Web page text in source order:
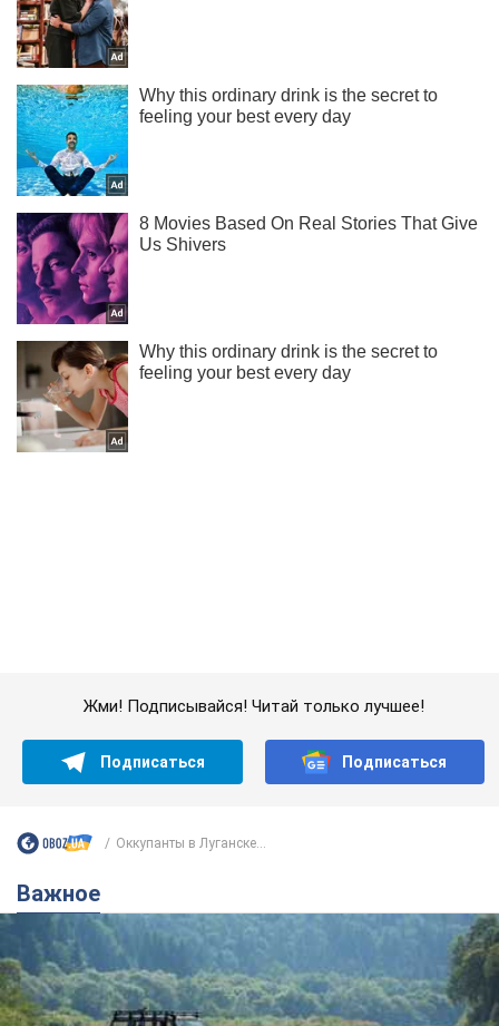
Значительные штрафы и специальные
полигоны: как проблему джипинга решают за
границей